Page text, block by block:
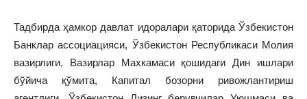
Тадбирда ҳамкор давлат идоралари қаторида Ўзбекистон
Банклар ассоциацияси, Ўзбекистон Республикаси Молия
вазирлиги, Вазирлар Махкамаси қошидаги Дин ишлари
бўйича қўмита, Капитал бозорни ривожлантириш